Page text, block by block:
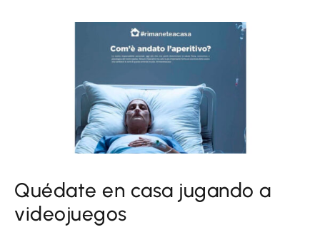
Quédate en casa jugando a
videojuegos